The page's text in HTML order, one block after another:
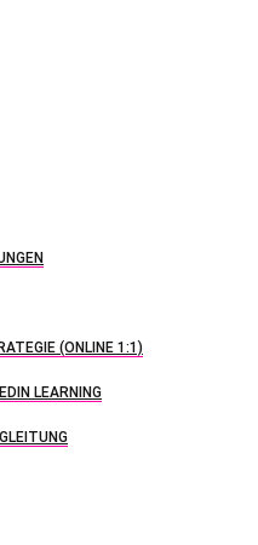
(ONLINE 1:1)
LEARNING